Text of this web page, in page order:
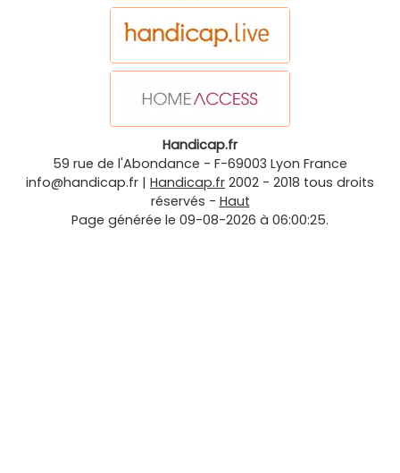
Handicap.fr
59 rue de l'Abondance - F-69003 Lyon France
info@handicap.fr | Handicap.fr 2002 - 2018 tous droits
réservés - Haut
Page générée le 09-08-2026 à 06:00:25.